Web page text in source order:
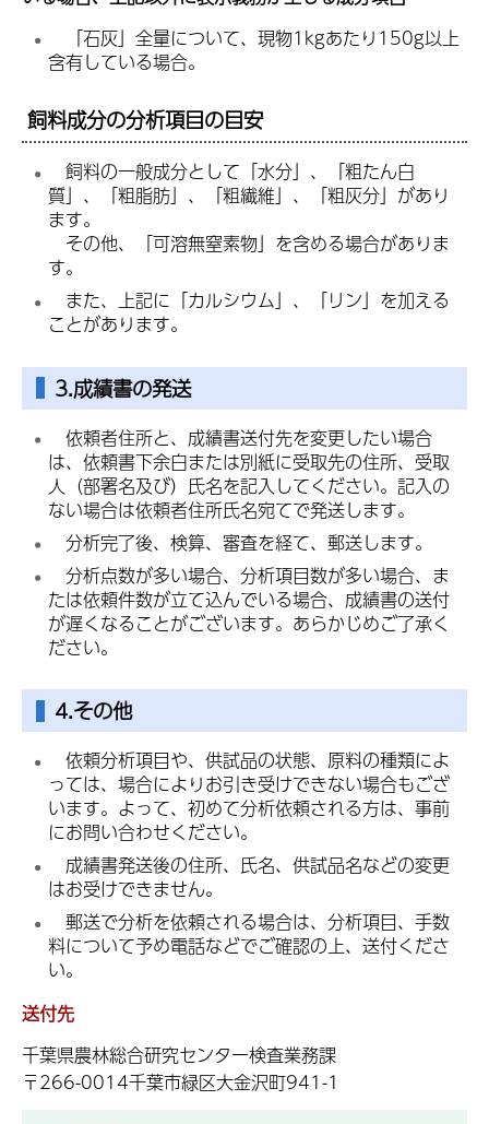
「石灰」全量について、現物1kgあたり150g以上
含有している場合。
飼料成分の分析項目の目安
飼料の一般成分として「水分」、「粗たん白
質」、「粗脂肪」、「粗繊維」、「粗灰分」があり
ます。
その他、「可溶無窒素物」を含める場合がありま
す。
また、上記に「カルシウム」、「リン」を加える
ことがあります。
3.成績書の発送
依頼者住所と、成績書送付先を変更したい場合
は、依頼書下余白または別紙に受取先の住所、受取
人（部署名及び）氏名を記入してください。記入の
ない場合は依頼者住所氏名宛てで発送します。
分析完了後、検算、審査を経て、郵送します。
分析点数が多い場合、分析項目数が多い場合、ま
たは依頼件数が立て込んでいる場合、成績書の送付
が遅くなることがございます。あらかじめご了承く
ださい。
4.その他
依頼分析項目や、供試品の状態、原料の種類によ
っては、場合によりお引き受けできない場合もござ
います。よって、初めて分析依頼される方は、事前
にお問い合わせください。
成績書発送後の住所、氏名、供試品名などの変更
はお受けできません。
郵送で分析を依頼される場合は、分析項目、手数
料について予め電話などでご確認の上、送付くださ
い。
送付先
千葉県農林総合研究センター検査業務課
〒266-0014千葉市緑区大金沢町941-1